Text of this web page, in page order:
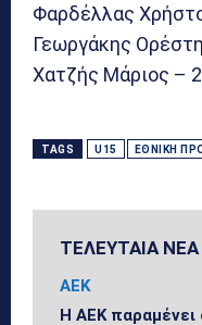
Φαρδέλλας
Γεωργάκης
Χατζής Μάριος –
TAGS U15 ΕΘΝΙΚΉ
ΤΕΛΕΥΤΑΙΑ ΝΕΑ
ΑΕΚ
Η ΑΕΚ παραμένει